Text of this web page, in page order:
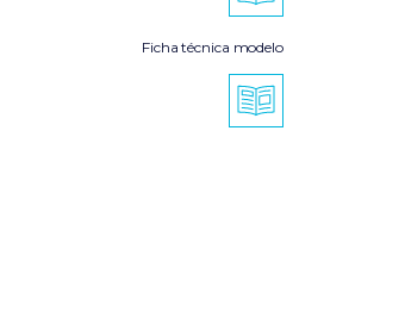
Ficha técnica modelo